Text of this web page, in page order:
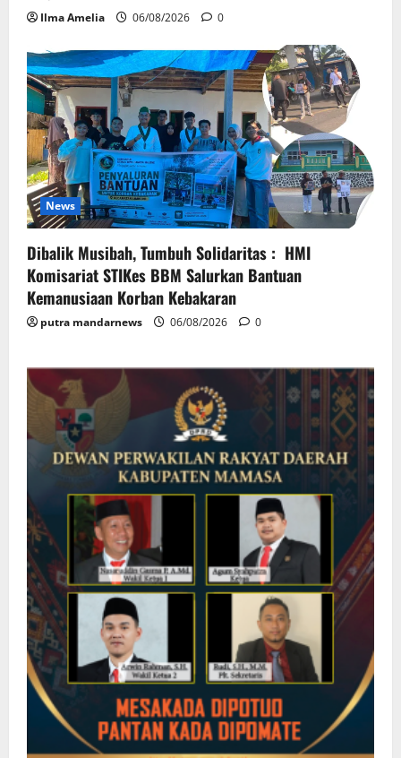
Ilma Amelia 06/08/2026 0
News
Dibalik Musibah, Tumbuh Solidaritas : HMI
Komisariat STIKes BBM Salurkan Bantuan
Kemanusiaan Korban Kebakaran
putra mandarnews 06/08/2026 0